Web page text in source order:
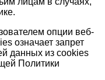
опции веб-
означает запрет
данных из cookies
Политики